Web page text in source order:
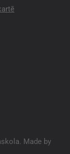
Made by